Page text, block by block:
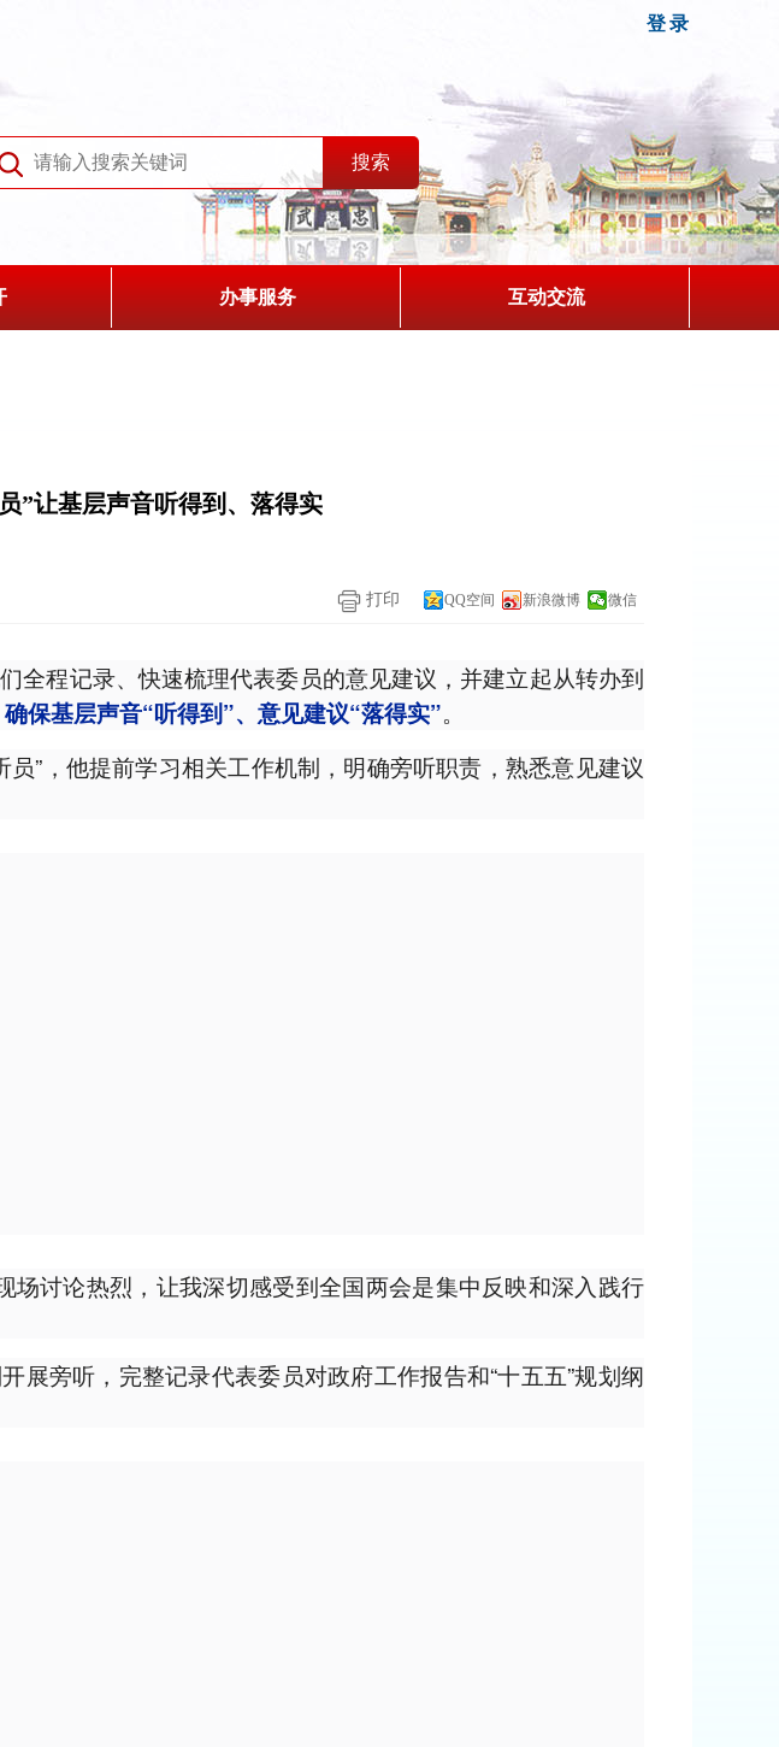
登录
办事服务 互动交流
”让基层声音听得到、落得实
打印 QQ空间 新浪微博 微信
全程记录、快速梳理代表委员的意见建议，并建立起从转办到
确保基层声音“听得到”、意见建议“落得实”。
”，他提前学习相关工作机制，明确旁听职责，熟悉意见建议
讨论热烈，让我深切感受到全国两会是集中反映和深入践行
旁听，完整记录代表委员对政府工作报告和“十五五”规划纲